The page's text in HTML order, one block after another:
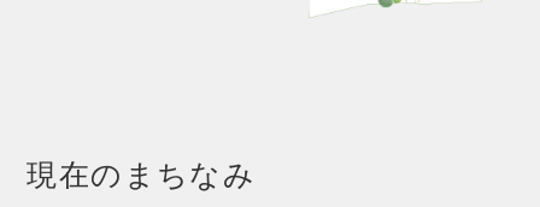
現在のまちなみ